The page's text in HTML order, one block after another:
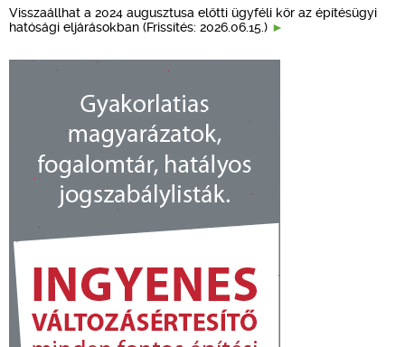
Visszaállhat a 2024 augusztusa előtti ügyféli kör az építésügyi
hatósági eljárásokban (Frissítés: 2026.06.15.)